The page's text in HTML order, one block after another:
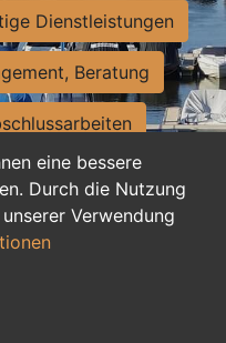
eine bessere
Durch die Nutzung
Verwendung
Dienstleistungen
Beratung
Sekretariat
Ausbildung